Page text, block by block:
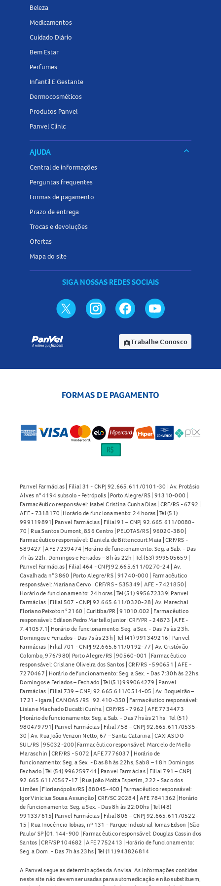
ambiente entre 15°C e 30°C, em sua embalagem original.
Evitar exposição à umidade e ao calor excessivo. Não
Conheça outros produtos relacionados à
Panvel Farmácias e encontre tudo o que precisa para
cuidar da sua saúde cardiovascular!
Beleza
Medicamentos
Cuidado Diário
Bem Estar
Perfumes
Infantil E Gestante
Dermocosméticos
Produtos Panvel
Panvel Clinic
AJUDA keyboard_arrow_down
Central de informações
Perguntas frequentes
Formas de pagamento
Prazo de entrega
Trocas e devoluções
Ofertas
Mapa do site
SIGA NOSSAS REDES SOCIAIS
assignment_indTrabalhe Conosco
FORMAS DE PAGAMENTO
Panvel Farmácias | Filial 31 - CNPJ 92.665.611/0101-30 | Av. Protásio
Alves n° 4194 subsolo - Petrópolis | Porto Alegre/RS | 91310-000 |
Farmacêutico responsável: Isabel Cristina Cunha Dias | CRF/RS - 6792 |
AFE - 7318170 |Horário de funcionamento: 24 horas | Tel (51)
999119891| Panvel Farmácias | Filial 91 – CNPJ 92.665.611/0080-
70 | Rua Santos Dumont, 856 Centro | PELOTAS/RS | 96020-380 |
Farmacêutico responsável: Daniela de Bittencourt Maia | CRF/RS -
589427 | AFE 7239474 |Horário de funcionamento: Seg. a Sab. - Das
7h às 22h. Domingos e Feriados – 8h às 22h | Tel (53) 999505659 |
Panvel Farmácias | Filial 464 - CNPJ 92.665.611/0270-24 | Av.
Cavalhada n° 3860 | Porto Alegre/RS | 91740-000 | Farmacêutico
responsável: Mariana Cervo | CRF/RS - 535349 | AFE - 7421850 |
Horário de funcionamento: 24 horas | Tel (51) 995672339| Panvel
Farmácias | Filial 507 - CNPJ 92.665.611/0320-28 | Av. Marechal
Floriano Peixoto n° 2160 | Curitiba/PR | 91010.002 | Farmacêutico
responsável: Edilson Pedro Martello Junior| CRF/PR - 24873 | AFE -
7.41057.1| Horário de funcionamento: Seg. a Sex. - Das 7s às 23h.
Domingos e Feriados - Das 7s às 23h | Tel (41) 991349216 | Panvel
Farmácias | Filial 701 - CNPJ 92.665.611/0192-77 | Av. Cristóvão
Colombo, 976/980| Porto Alegre/RS | 90560-001 | Farmacêutico
responsável: Crislane Oliveira dos Santos | CRF/RS - 590651 | AFE -
7270467 | Horário de funcionamento: Seg. a Sex. - Das 7:30h às 22hs.
Domingos e Feriados – Fechado | Tel (51) 999064279 | Panvel
Farmácias | Filial 739 – CNPJ 92.665.611/0514-05 | Av. Boqueirão –
1721 - Igara | CANOAS /RS | 92.410-350 | Farmacêutico responsável:
Lisiane Machado Ducatti Cunha | CRF/RS - 7962 | AFE 7734473
|Horário de funcionamento: Seg. a Sab. - Das 7hs às 21hs | Tel (51)
980479791| Panvel Farmácias | Filial 758 – CNPJ 92.665.611/0535-
30 | Av. Rua João Venzon Netto, 67 – Santa Catarina | CAXIAS DO
SUL/RS | 95032-200| Farmacêutico responsável: Marcelo de Mello
Maraschin | CRF/RS - 5072 | AFE 7776037 | Horário de
funcionamento: Seg. a Sex. - Das 8h às 22hs, Sab 8 – 18 h Domingos
Fechado | Tel (54) 996259744 | Panvel Farmácias | Filial 791 – CNPJ
92.665.611/0567-17 | Rua João Motta Espezim, 222 - Saco dos
Limões | Florianópolis/RS | 88045-400 | Farmacêutico responsável:
Igor Vinicius Sousa Assunção | CRF/SC 20284 | AFE 7841362 |Horário
de funcionamento: Seg. a Sex. - Das 8h às 22:00hs | Tel (48)
991337615| Panvel Farmácias | Filial 806 – CNPJ 92.665.611/0522-
15 | Rua Inocêncio Tobias, nº 131 - Parque Industrial Tomas Edson | São
Paulo/ SP |01.144-900 | Farmacêutico responsável: Douglas Cassin dos
Santos | CRF/SP 104682 | AFE 7752413 |Horário de funcionamento:
Seg. a Dom. - Das 7h às 23hs | Tel (11) 943826814
A Panvel segue as determinações da Anvisa. As informações contidas
neste site não devem ser usadas para automedicação e não substituem,